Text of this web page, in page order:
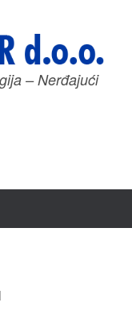
– Nerđajući